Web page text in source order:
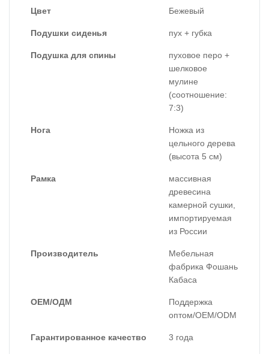
Цвет Бежевый
Подушки сиденья пух + губка
Подушка для спины
пуховое перо +
шелковое
мулине
(соотношение:
7:3)
Нога
Ножка из
цельного дерева
(высота 5 см)
Рамка
массивная
древесина
камерной сушки,
импортируемая
из России
Производитель
Мебельная
фабрика Фошань
Кабаса
ОЕМ/ОДМ
Поддержка
оптом/OEM/ODM
Гарантированное качество 3 года